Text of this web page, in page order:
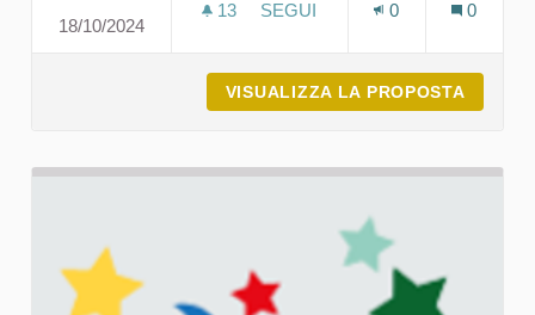
18/10/2024
13 13 SOSTENITORI
SEGUI
0 0
VISUALIZZA LA PROPOSTA